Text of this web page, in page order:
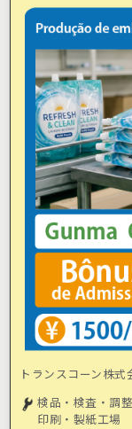
トランスコーン株式
検品・検査・調整
印刷・製紙工場